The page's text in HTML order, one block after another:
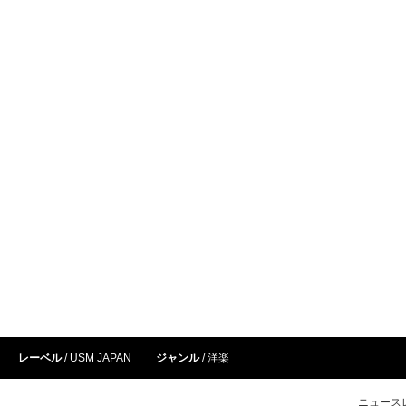
レーベル USM JAPAN ジャンル 洋楽
ニュース